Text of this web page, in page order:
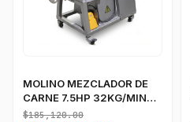
MOLINO MEZCLADOR DE
CARNE 7.5HP 32KG/MIN
220V
$185,120.00